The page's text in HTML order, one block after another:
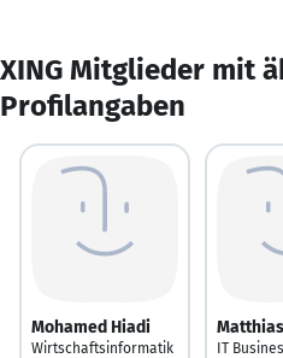
XING Mitglieder mit
Profilangaben
Mohamed Hiadi
Wirtschaftsinformatik
IT